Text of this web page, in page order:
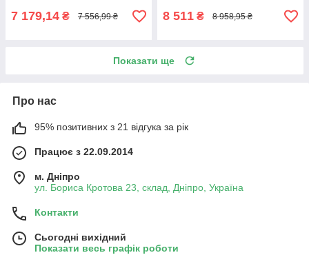
7 179,14 ₴ 7 556,99 ₴ 8 511 ₴ 8 958,95 ₴
Показати ще
Про нас
95% позитивних з 21 відгука за рік
Працює з 22.09.2014
м. Дніпро
ул. Бориса Кротова 23, склад, Дніпро, Україна
Контакти
Сьогодні вихідний
Показати весь графік роботи